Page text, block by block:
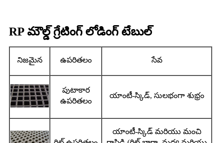
RP మౌల్డ్ గ్రేటింగ్ లోడింగ్ టేబుల్
నిజమైన ఉపరితలం సేవ
పుటాకార
ఉపరితలం
యాంటీ-స్కిడ్, సులభంగా శుభ్రం
యాంటీ-స్కిడ్ మరియు మంచి